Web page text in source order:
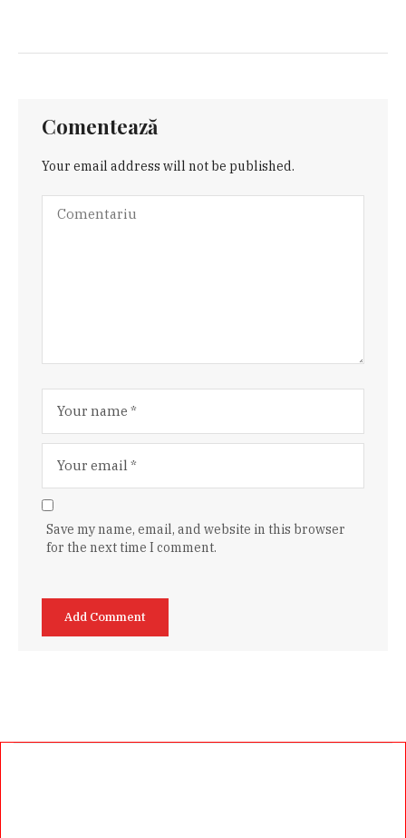
Comentează
Your email address will not be published.
Save my name, email, and website in this browser
for the next time I comment.